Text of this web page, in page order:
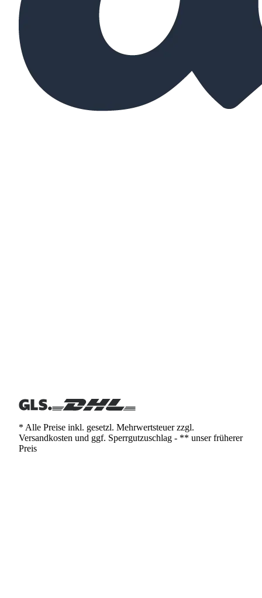
* Alle Preise inkl. gesetzl. Mehrwertsteuer zzgl.
Versandkosten und ggf. Sperrgutzuschlag - ** unser früherer
Preis